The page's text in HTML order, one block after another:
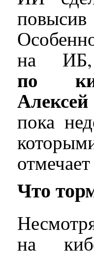
на
по
пока
Что
на